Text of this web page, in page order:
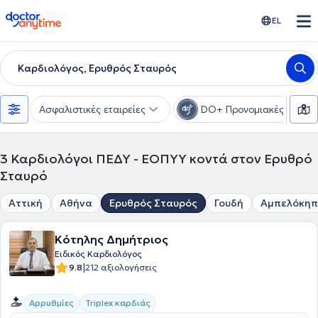
doctoranytime EL
Καρδιολόγος, Ερυθρός Σταυρός
Ασφαλιστικές εταιρείες DO+ Προνομιακές τιμές
3 Καρδιολόγοι ΠΕΔΥ - ΕΟΠΥΥ κοντά στον Ερυθρό
Σταυρό
Αττική Αθήνα Ερυθρός Σταυρός Γουδή
Κότηλης Δημήτριος
Ειδικός Καρδιολόγος
9.8|212 αξιολογήσεις
Αρρυθμίες Triplex καρδιάς